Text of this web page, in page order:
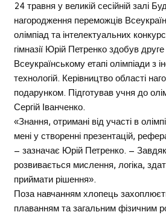
24 травня у великій сесійній залі
нагородження переможців
олімпіад та інтелектуальних
гімназії Юрій Петренко здобув
Всеукраїнському етапі олімпіади з
технологій. Керівництво області
подарунком. Підготував учня до
Сергій Іванченко.
«Знання, отримані від участі в
мені у створенні презентацій,
– зазначає Юрій Петренко. –
розвивається мислення, логіка,
приймати рішення».
Поза навчанням хлопець
плаванням та загальним фізичним